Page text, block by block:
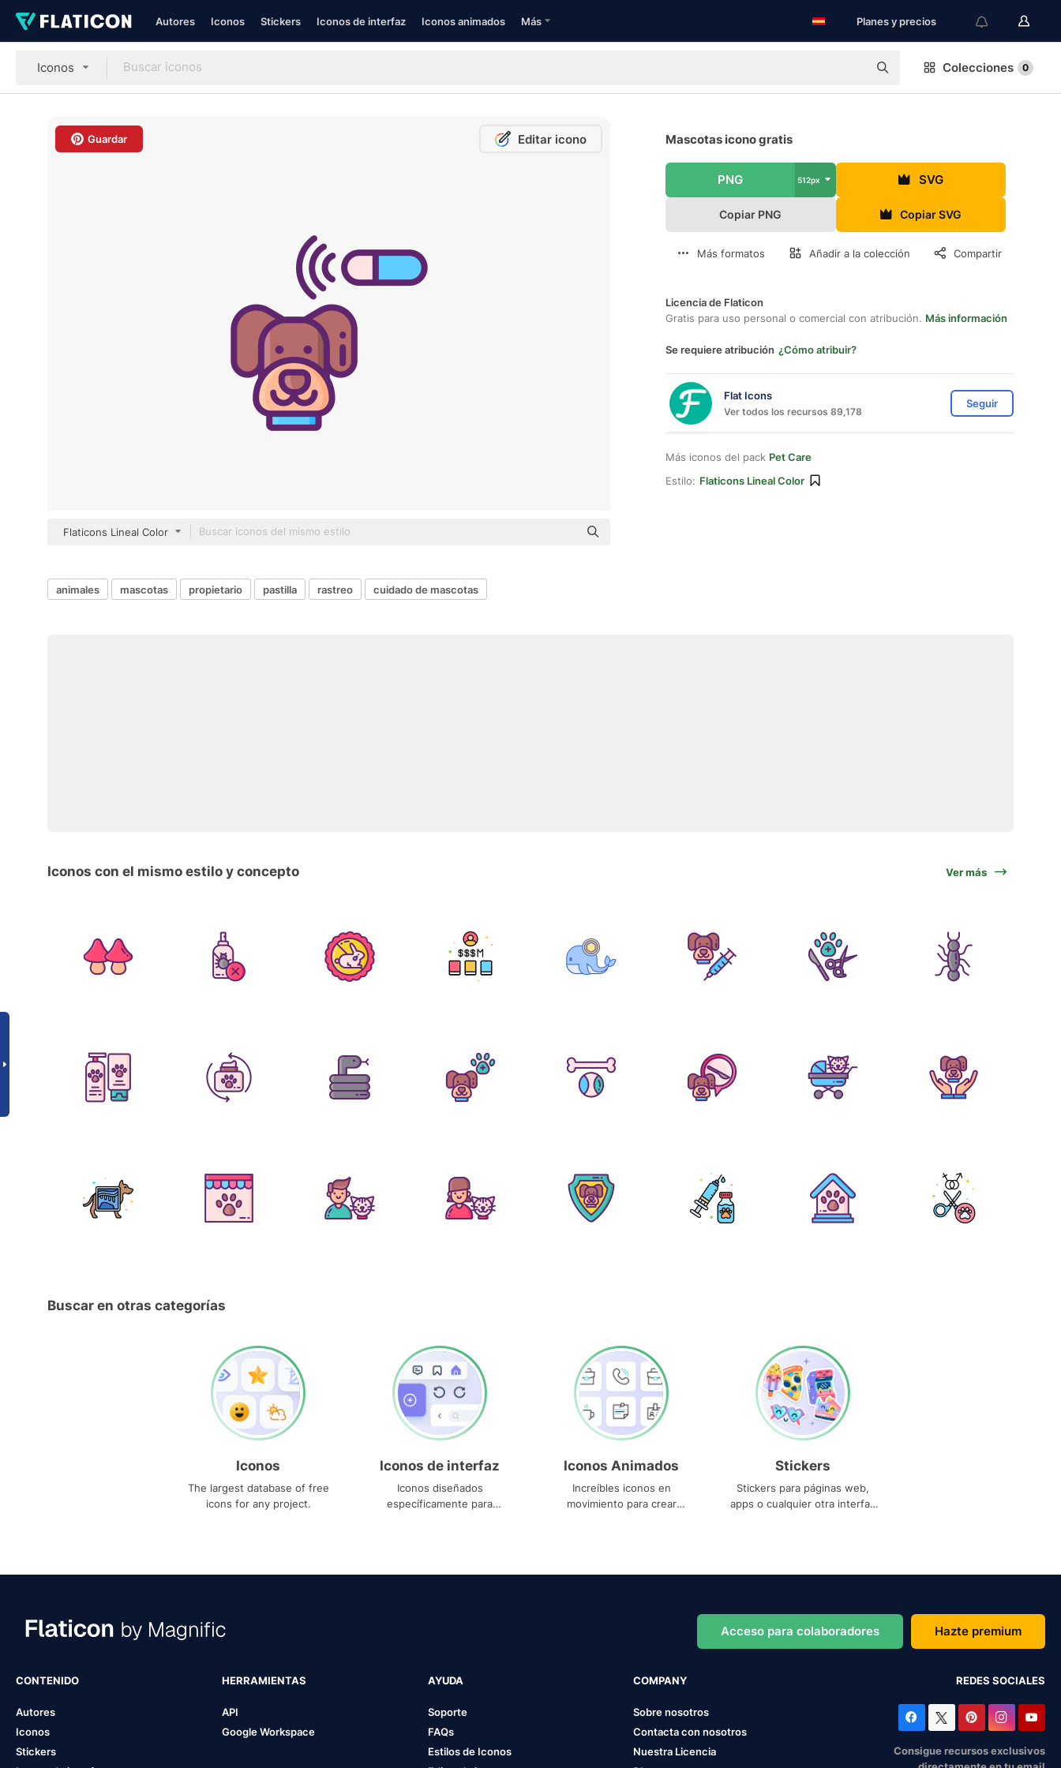
Autores Iconos Stickers Iconos de interfaz Iconos animados Más Planes y precios
Iconos Colecciones 0
Guardar Editar icono
Flaticons Lineal Color
Mascotas icono gratis
PNG 512px SVG
Copiar PNG Copiar SVG
Más formatos Añadir a la colección Compartir
Licencia de Flaticon
Gratis para uso personal o comercial con atribución. Más información
Se requiere atribución ¿Cómo atribuir?
Flat Icons
Ver todos los recursos 89,178
Seguir
Más iconos del pack Pet Care
Estilo: Flaticons Lineal Color
animales mascotas propietario pastilla rastreo cuidado de mascotas
Iconos con el mismo estilo y concepto Ver más
Buscar en otras categorías
Iconos
The largest database of free
icons for any project.
Iconos de interfaz
Iconos diseñados
específicamente para
Iconos Animados
Increíbles iconos en
movimiento para crear
Stickers
Stickers para páginas web,
apps o cualquier otra interfaz
Acceso para colaboradores Hazte premium
CONTENIDO
Autores
Iconos
Stickers
HERRAMIENTAS
API
Google Workspace
AYUDA
Soporte
FAQs
Estilos de Iconos
COMPANY
Sobre nosotros
Contacta con nosotros
Nuestra Licencia
REDES SOCIALES
Consigue recursos exclusivos